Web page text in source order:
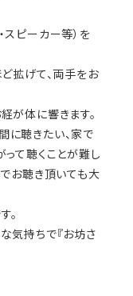
スピーカー等）を
ど拡げて、両手をお
が体に響きます。
に聴きたい、家で
て聴くことが難し
聴き頂いても大
。
気持ちで『お坊さ